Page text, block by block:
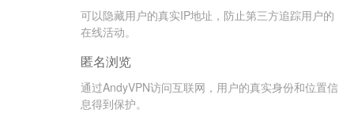
可以隐藏用户的真实IP地址，防止第三方追踪用户的
在线活动。
匿名浏览
通过AndyVPN访问互联网，用户的真实身份和位置信
息得到保护。